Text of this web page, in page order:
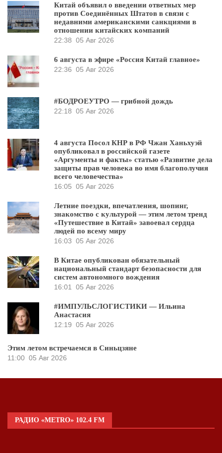
Китай объявил о введении ответных мер
против Соединённых Штатов в связи с
недавними американскими санкциями в
отношении китайских компаний
22:38 05 Авг 2026
6 августа в эфире «Россия Китай главное»
22:36 05 Авг 2026
#БОДРОЕУТРО — грибной дождь
22:18 05 Авг 2026
4 августа Посол КНР в РФ Чжан Ханьхуэй
опубликовал в российской газете
«Аргументы и факты» статью «Развитие дела
защиты прав человека во имя благополучия
всего человечества»
16:05 05 Авг 2026
Летние поездки, впечатления, шопинг,
знакомство с культурой — этим летом тренд
«Путешествие в Китай» завоевал сердца
людей по всему миру
16:03 05 Авг 2026
В Китае опубликован обязательный
национальный стандарт безопасности для
систем автономного вождения
16:01
05 Авг 2026
#ИМПУЛЬСЛОГИСТИКИ — Ильина
Анастасия
12:19 05 Авг 2026
Этим летом встречаемся в Синьцзяне
11:00 05 Авг 2026
РАДИО «METRO» 102.4 FM